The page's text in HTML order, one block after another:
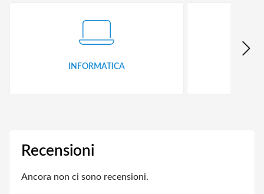
INFORMATICA
Recensioni
Ancora non ci sono recensioni.